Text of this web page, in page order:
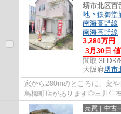
堺市北区百
地下鉄御堂
南海高野線
南海高野線
3,280万円
3月30日
間取:3LDK/
大阪府堺市
家から280mのところに、薬
鳥梅町店があります◎三井住
あります◎Piece Homeで不動
売買｜中古